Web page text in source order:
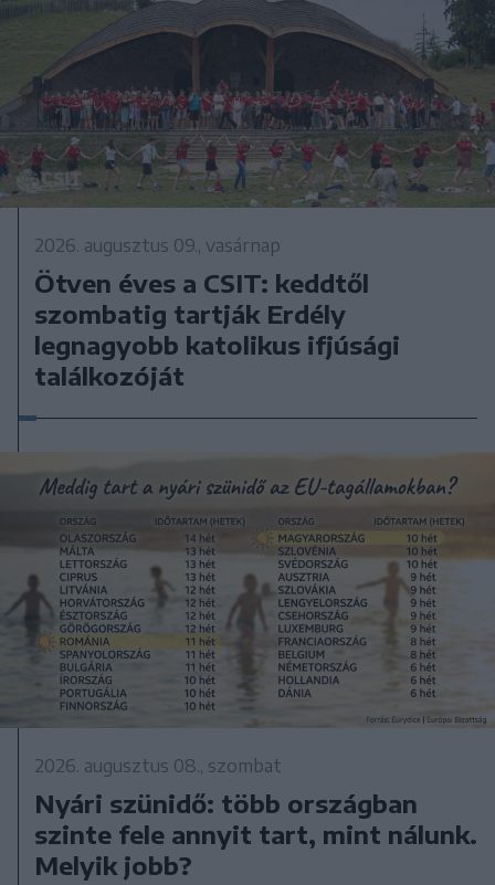
2026. augusztus 09., vasárnap
Ötven éves a CSIT: keddtől
szombatig tartják Erdély
legnagyobb katolikus ifjúsági
találkozóját
2026. augusztus 08., szombat
Nyári szünidő: több országban
szinte fele annyit tart, mint nálunk.
Melyik jobb?